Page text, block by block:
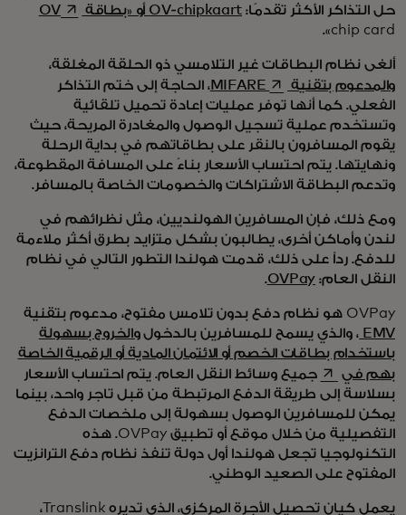
حل التذاكر الأكثر تقدمًا: OV-chipkaart أو «بطاقة OV
new tab
chip card».
ألغى نظام البطاقات غير التلامسي ذو الحلقة المغلقة،
والمدعوم بتقنية MIFARE
opens in a new tab
، الحاجة إلى ختم التذاكر
الفعلي. كما أنها توفر عمليات إعادة تحميل تلقائية
وتستخدم عملية تسجيل الوصول والمغادرة المريحة، حيث
يقوم المسافرون بالنقر على بطاقاتهم في بداية الرحلة
ونهايتها. يتم احتساب الأسعار بناءً على المسافة المقطوعة،
وتدعم البطاقة الاشتراكات والخصومات الخاصة بالمسافر.
ومع ذلك، فإن المسافرين الهولنديين، مثل نظرائهم في
لندن وأماكن أخرى، يطالبون بشكل متزايد بطرق أكثر ملاءمة
للدفع. رداً على ذلك، قدمت هولندا التطور التالي في نظام
النقل العام: OVPay
.
OVPay هو نظام دفع بدون تلامس مفتوح، مدعوم بتقنية
EMV ، والذي يسمح للمسافرين بالدخولوالخروج بسهولة
باستخدام بطاقات الخصم أو الائتمان المادية أو الرقمية الخاصة
بهم فيopens in a new tab
جميع وسائط النقل العام. يتم احتساب الأسعار
بسلاسة إلى طريقة الدفع المرتبطة من قبل تاجر واحد، بينما
يمكن للمسافرين الوصول بسهولة إلى ملخصات الدفع
التفصيلية من خلال موقع أو تطبيق OVPay. هذه
التكنولوجيا تجعل هولندا أول دولة تنفذ نظام دفع الترانزيت
المفتوح على الصعيد الوطني.
يعمل كيان تحصيل الأجرة المركزي، الذي تديره Translink،